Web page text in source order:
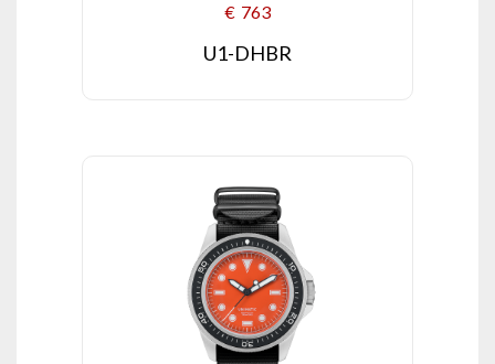
€ 763
U1-DHBR